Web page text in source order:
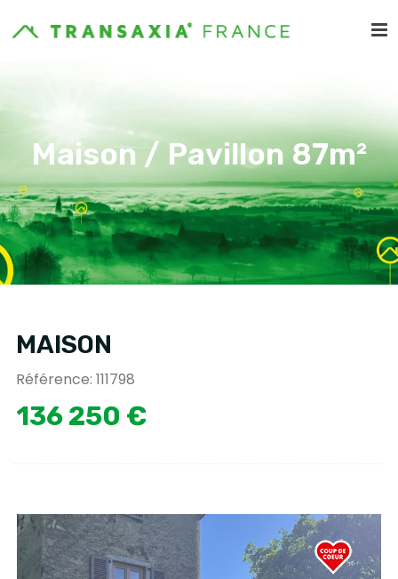
Maison / Pavillon 87m²
MAISON
Référence: 111798
136 250 €